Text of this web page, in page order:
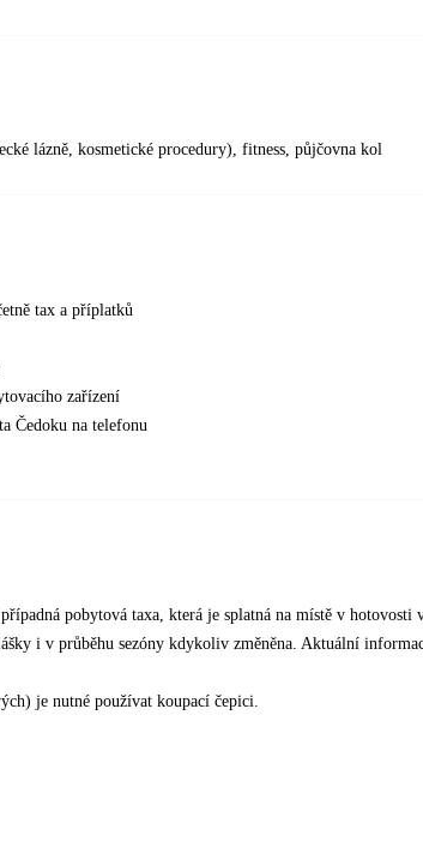
lázně, kosmetické procedury), fitness, půjčovna kol
tax a příplatků
zařízení
Čedoku na telefonu
pobytová taxa, která je splatná na místě v hotovosti
i v průběhu sezóny kdykoliv změněna. Aktuální
je nutné používat koupací čepici.